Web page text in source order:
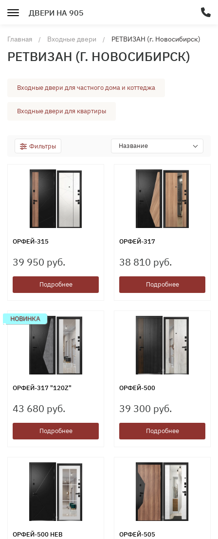
ДВЕРИ НА 905
Главная Входные двери РЕТВИЗАН (г. Новосибирск)
РЕТВИЗАН (Г. НОВОСИБИРСК)
Входные двери для частного дома и коттеджа
Входные двери для квартиры
Фильтры Название
ОРФЕЙ-315
39 950 руб.
Подробнее
ОРФЕЙ-317
38 810 руб.
Подробнее
НОВИНКА
ОРФЕЙ-317 "120Z"
43 680 руб.
Подробнее
ОРФЕЙ-500
39 300 руб.
Подробнее
ОРФЕЙ-500 НЕВ ОРФЕЙ-505